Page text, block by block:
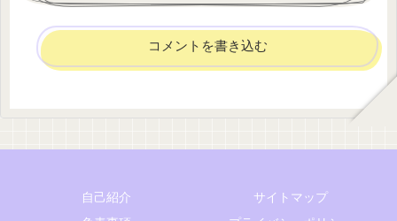
コメントを書き込む
自己紹介
サイトマップ